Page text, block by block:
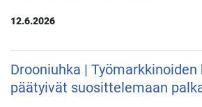
12.6.2026
Drooniuhka |
päätyivät suosittelemaan